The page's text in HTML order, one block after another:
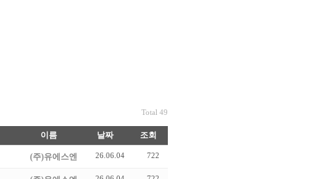
Total 49
이름 날짜 조회
(주)유에스엔 26.06.04 722